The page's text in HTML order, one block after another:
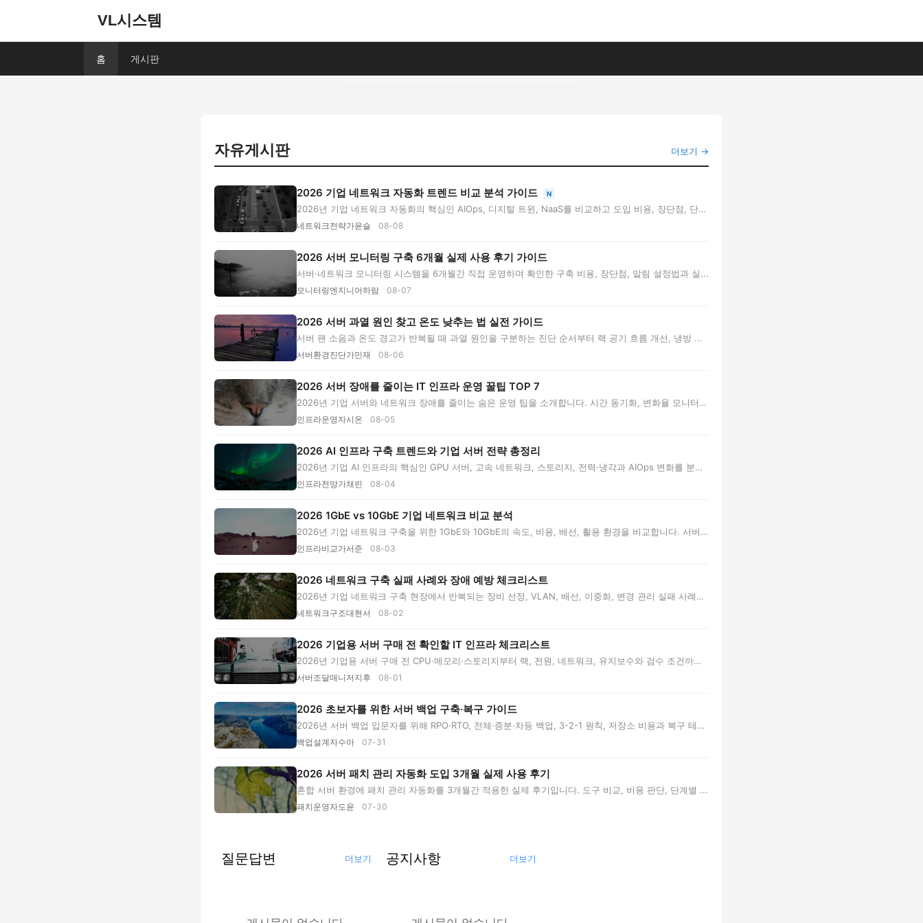
VL시스템
홈 게시판
자유게시판
2026 기업 네트워크 자동화 트렌드 비교 분석 가이드 N
2026년 기업 네트워크 자동화의 핵심인 AIOps, 디지털 트윈, NaaS를 비교하고 도입 비용, 장단점, 단
계...
네트워크전략가윤슬 08-08
2026 서버 모니터링 구축 6개월 실제 사용 후기 가이드
서버·네트워크 모니터링 시스템을 6개월간 직접 운영하며 확인한 구축 비용, 장단점, 알림 설정법과 실...
모니터링엔지니어하람 08-07
2026 서버 과열 원인 찾고 온도 낮추는 법 실전 가이드
서버 팬 소음과 온도 경고가 반복될 때 과열 원인을 구분하는 진단 순서부터 랙 공기 흐름 개선, 냉방 ...
서버환경진단가민재 08-06
2026 서버 장애를 줄이는 IT 인프라 운영 꿀팁 TOP 7
2026년 기업 서버와 네트워크 장애를 줄이는 숨은 운영 팁을 소개합니다. 시간 동기화, 변화율 모니터
링...
인프라운영자시온 08-05
2026 AI 인프라 구축 트렌드와 기업 서버 전략 총정리
2026년 기업 AI 인프라의 핵심인 GPU 서버, 고속 네트워크, 스토리지, 전력·냉각과 AIOps 변화를 분석
합...
인프라전망가채린 08-04
2026 1GbE vs 10GbE 기업 네트워크 비교 분석
2026년 기업 네트워크 구축을 위한 1GbE와 10GbE의 속도, 비용, 배선, 활용 환경을 비교합니다. 서버·
NA...
인프라비교가서준 08-03
2026 네트워크 구축 실패 사례와 장애 예방 체크리스트
2026년 기업 네트워크 구축 현장에서 반복되는 장비 선정, VLAN, 배선, 이중화, 변경 관리 실패 사례를
...
네트워크구조대현서 08-02
2026 기업용 서버 구매 전 확인할 IT 인프라 체크리스트
2026년 기업용 서버 구매 전 CPU·메모리·스토리지부터 랙, 전원, 네트워크, 유지보수와 검수 조건까지
...
서버조달매니저지후 08-01
2026 초보자를 위한 서버 백업 구축·복구 가이드
2026년 서버 백업 입문자를 위해 RPO·RTO, 전체·증분·차등 백업, 3-2-1 원칙, 저장소 비용과 복구 테
스...
백업설계자수아 07-31
2026 서버 패치 관리 자동화 도입 3개월 실제 사용 후기
혼합 서버 환경에 패치 관리 자동화를 3개월간 적용한 실제 후기입니다. 도구 비교, 비용 판단, 단계별 ...
패치운영자도윤 07-30
더보기 →
질문답변 더보기 공지사항 더보기